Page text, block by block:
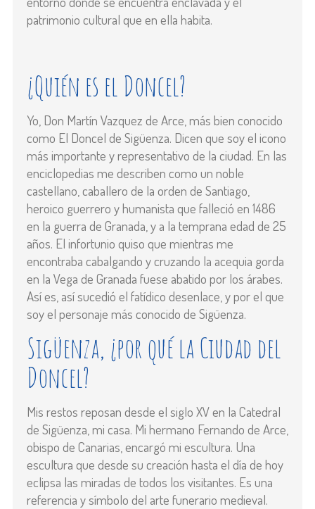
patrimonio cultural que en ella habita.
¿Quién es el Doncel?
Yo, Don Martín Vazquez de Arce, más bien conocido
como El Doncel de Sigüenza. Dicen que soy el icono
más importante y representativo de la ciudad. En las
enciclopedias me describen como un noble
castellano, caballero de la orden de Santiago,
heroico guerrero y humanista que falleció en 1486
en la guerra de Granada, y a la temprana edad de 25
años. El infortunio quiso que mientras me
encontraba cabalgando y cruzando la acequia gorda
en la Vega de Granada fuese abatido por los árabes.
Así es, así sucedió el fatídico desenlace, y por el que
soy el personaje más conocido de Sigüenza.
Sigüenza, ¿por qué la Ciudad del
Doncel?
Mis restos reposan desde el siglo XV en la Catedral
de Sigüenza, mi casa. Mi hermano Fernando de Arce,
obispo de Canarias, encargó mi escultura. Una
escultura que desde su creación hasta el día de hoy
eclipsa las miradas de todos los visitantes. Es una
referencia y símbolo del arte funerario medieval.